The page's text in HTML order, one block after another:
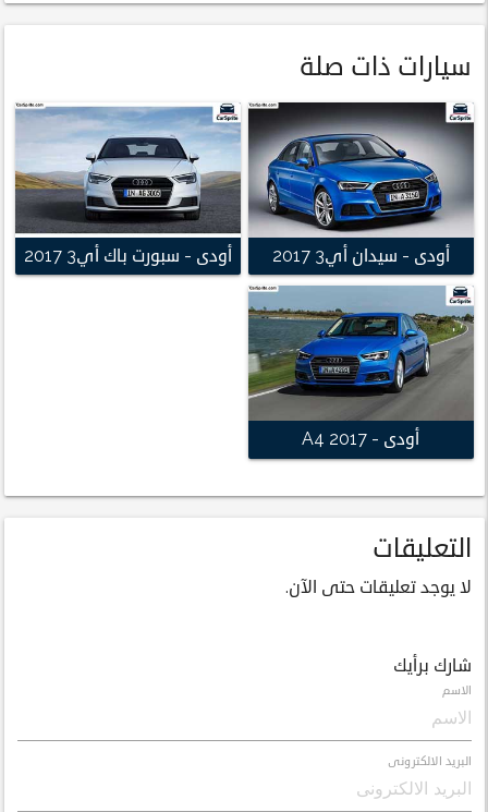
سيارات ذات صلة
أودى - سيدان أي3 2017 أودى - سبورت باك أي3 2017
أودى - A4 2017
التعليقات
لا يوجد تعليقات حتى الآن.
شارك برأيك
الاسم
البريد الالكترونى